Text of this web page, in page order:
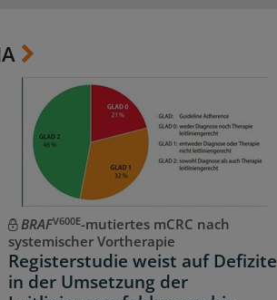
BRAFV600E-mutiertes mCRC nach
systemischer Vortherapie
Registerstudie weist auf Defizite
in der Umsetzung der